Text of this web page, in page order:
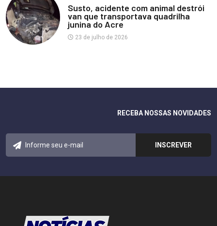
Susto, acidente com animal destrói
van que transportava quadrilha
junina do Acre
23 de julho de 2026
RECEBA NOSSAS NOVIDADES